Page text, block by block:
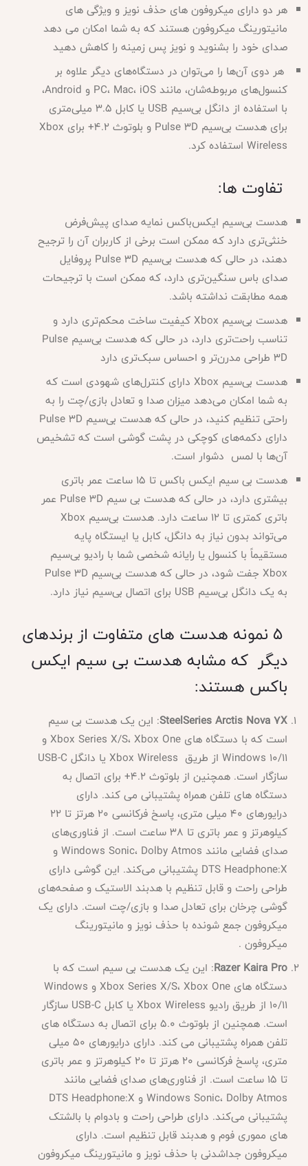
هر دو دارای میکروفون های حذف نویز و ویژگی های
مانیتورینگ میکروفون هستند که به شما امکان می دهد
صدای خود را بشنوید و نویز پس زمینه را کاهش دهید
هر دوی آن‌ها را می‌توان در دستگاه‌های دیگر علاوه بر
کنسول‌های مربوطه‌شان، مانند PC، Mac، iOS و Android،
با استفاده از دانگل بی‌سیم USB یا کابل 3.5 میلی‌متری
برای هدست بی‌سیم Pulse 3D و بلوتوث 4.2+ برای Xbox
Wireless استفاده کرد.
تفاوت ها:
هدست بی‌سیم ایکس‌باکس نمایه صدای پیش‌فرض
خنثی‌تری دارد که ممکن است برخی از کاربران آن را ترجیح
دهند، در حالی که هدست بی‌سیم
Pulse 3D پروفایل
صدای باس سنگین‌تری دارد، که ممکن است با ترجیحات
همه مطابقت نداشته باشد.
هدست بی‌سیم
Xbox کیفیت ساخت محکم‌تری دارد و
تناسب راحت‌تری دارد، در حالی که هدست بی‌سیم Pulse
3D طراحی مدرن‌تر و احساس سبک‌تری دارد
هدست بی‌سیم
Xbox دارای کنترل‌های شهودی است که
به شما امکان می‌دهد میزان صدا و تعادل بازی/چت را به
راحتی تنظیم کنید، در حالی که هدست بی‌سیم Pulse 3D
دارای دکمه‌های کوچکی در پشت گوشی است که تشخیص
آن‌ها با لمس دشوار است.
هدست بی سیم ایکس باکس تا 15 ساعت عمر باتری
بیشتری دارد، در حالی که هدست بی سیم
Pulse 3D عمر
باتری کمتری تا 12 ساعت دارد. هدست بی‌سیم Xbox
می‌تواند بدون نیاز به دانگل، کابل یا ایستگاه پایه
مستقیماً با کنسول یا رایانه شخصی شما با رادیو بی‌سیم
Xbox جفت شود، در حالی که هدست بی‌سیم Pulse 3D
به یک دانگل بی‌سیم USB برای اتصال بی‌سیم نیاز دارد.
5 نمونه هدست های متفاوت از برندهای
دیگر که مشابه هدست بی سیم ایکس
باکس هستند:
SteelSeries Arctis Nova 7X: این یک هدست بی سیم
است که با دستگاه های Xbox Series X/S، Xbox One و
Windows 10/11 از طریق Xbox Wireless یا دانگل USB-C
سازگار است. همچنین از بلوتوث 4.2+ برای اتصال به
دستگاه های تلفن همراه پشتیبانی می کند. دارای
درایورهای 40 میلی متری، پاسخ فرکانسی 20 هرتز تا 22
کیلوهرتز و عمر باتری تا 38 ساعت است. از فناوری‌های
صدای فضایی مانند Windows Sonic، Dolby Atmos و
DTS Headphone:X پشتیبانی می‌کند. این گوشی دارای
طراحی راحت و قابل تنظیم با هدبند الاستیک و صفحه‌های
گوشی چرخان برای تعادل صدا و بازی/چت است. دارای یک
میکروفون جمع شونده با حذف نویز و مانیتورینگ
میکروفون .
Razer Kaira Pro: این یک هدست بی سیم است که با
دستگاه های Xbox Series X/S، Xbox One و Windows
10/11 از طریق رادیو Xbox Wireless یا کابل USB-C سازگار
است. همچنین از بلوتوث 5.0 برای اتصال به دستگاه های
تلفن همراه پشتیبانی می کند. دارای درایورهای 50 میلی
متری، پاسخ فرکانسی 20 هرتز تا 20 کیلوهرتز و عمر باتری
تا 15 ساعت است. از فناوری‌های صدای فضایی مانند
Windows Sonic، Dolby Atmos و DTS Headphone:X
پشتیبانی می‌کند. دارای طراحی راحت و بادوام با بالشتک
های مموری فوم و هدبند قابل تنظیم است. دارای
میکروفون جداشدنی با حذف نویز و مانیتورینگ میکروفون